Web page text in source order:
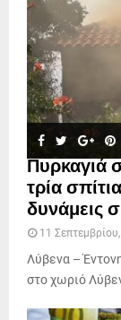
Πυρκαγιά
τρία
δυνάμεις
11
Λύβενα –
στο χωριό